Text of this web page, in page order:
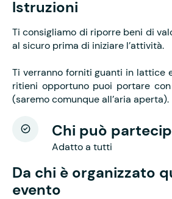
Istruzioni
Ti consigliamo di riporre beni di
al sicuro prima di iniziare l’attività.
Ti verranno forniti guanti in lattice
ritieni opportuno puoi portare
(saremo comunque all’aria aperta).
Chi può
Adatto a tutti
Da chi è organizzato
evento